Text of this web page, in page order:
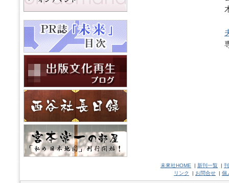
未來社HOME | 新刊一覧 |
リンク
| お問合せ | 個